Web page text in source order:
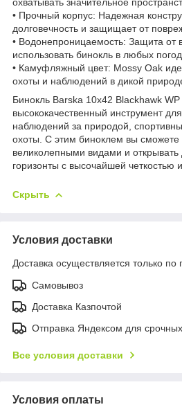
• Прочный корпус: Надежная
долговечность и защищает от
• Водонепроницаемость: Защита от
использовать бинокль в любых
• Камуфляжный цвет: Mossy Oak
охоты и наблюдений в дикой
Бинокль Barska 10x42 Blackhawk
высококачественный инструмент
наблюдений за природой,
охоты. С этим биноклем вы сможете
великолепными видами и
горизонты с высочайшей четкостью
Скрыть
Условия доставки
Доставка осуществляется только по
Самовывоз
Доставка Казпочтой
Отправка Яндексом для срочных
Все условия доставки
Условия оплаты